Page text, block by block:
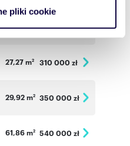
partnerom
podczas
pliki cookie
27,73 m 310 000 zł
27,27 m2 310 000 zł
29,92 m2 350 000 zł
61,86 m2 540 000 zł